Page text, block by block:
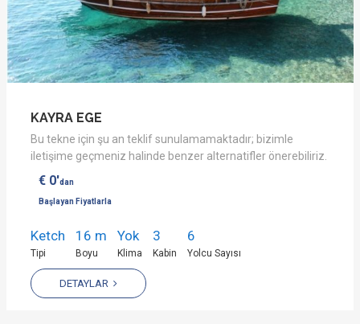
KAYRA EGE
Bu tekne için şu an teklif sunulamamaktadır; bizimle
iletişime geçmeniz halinde benzer alternatifler önerebiliriz.
€ 0'dan
Başlayan Fiyatlarla
Ketch
Tipi
16 m
Boyu
Yok
Klima
3
Kabin
6
Yolcu Sayısı
DETAYLAR